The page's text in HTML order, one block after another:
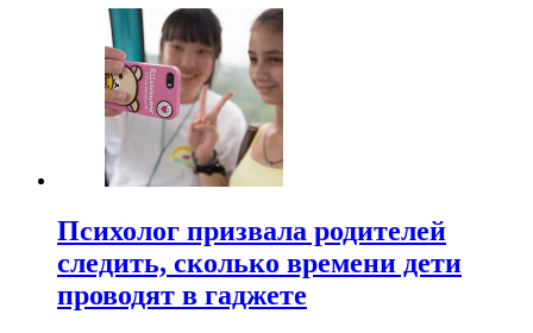
Психолог призвала родителей
следить, сколько времени дети
проводят в гаджете